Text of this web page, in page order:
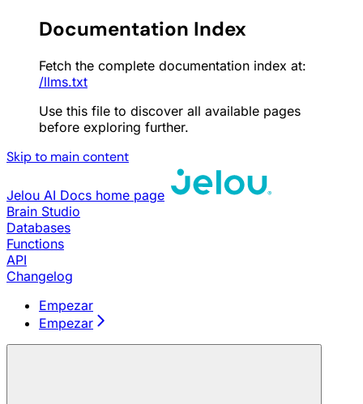
Documentation Index
Fetch the complete documentation index at:
/llms.txt
Use this file to discover all available pages
before exploring further.
Skip to main content
Jelou AI Docs home page
Brain Studio
Databases
Functions
API
Changelog
Empezar
Empezar